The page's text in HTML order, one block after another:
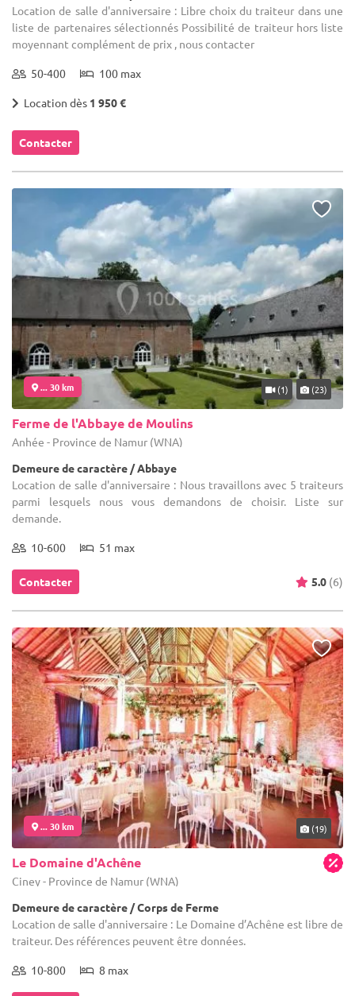
Location de salle d'anniversaire : Libre choix du traiteur dans une
liste de partenaires sélectionnés Possibilité de traiteur hors liste
moyennant complément de prix , nous contacter
50-400 100 max
Location dès 1 950 €
Contacter
... 30 km (1) (23)
Ferme de l'Abbaye de Moulins
Anhée - Province de Namur (WNA)
Demeure de caractère / Abbaye
Location de salle d'anniversaire : Nous travaillons avec 5 traiteurs
parmi lesquels nous vous demandons de choisir. Liste sur
demande.
10-600 51 max
Contacter 5.0 (6)
... 30 km (19)
Le Domaine d'Achêne
Ciney - Province de Namur (WNA)
Demeure de caractère / Corps de Ferme
Location de salle d'anniversaire : Le Domaine d’Achêne est libre de
traiteur. Des références peuvent être données.
10-800 8 max